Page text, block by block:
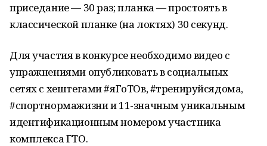
приседание—30 раз; планка—простоять в
классической планке (на локтях) 30 секунд.
Для участия в конкурсе необходимо видео с
упражнениями опубликовать в социальных
сетях с хештегами #яГоТОв, #тренируйсядома,
#спортнормажизни и 11-значным уникальным
идентификационным номером участника
комплекса ГТО.